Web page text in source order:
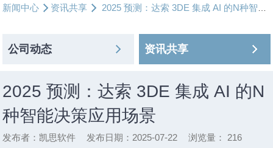
新闻中心 资讯共享 2025 预测：达索 3DE 集成 AI 的N种智能决策应用场景
公司动态 资讯共享
2025 预测：达索 3DE 集成 AI 的N
种智能决策应用场景
发布者：凯思软件 发布日期：2025-07-22 浏览量： 216